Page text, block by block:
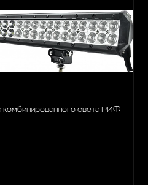
комбинированного света РИФ